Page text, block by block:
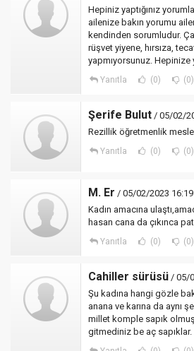
Hepiniz yaptığınız
ailenize bakın yorumu
kendinden sorumludur.
rüşvet yiyene, hırsıza,
yapmıyorsunuz. Hepinize
Yanıtla (0) (0)
Şerife Bulut / 05/02/
Rezillik öğretmenlik
Yanıtla (0) (0)
M. Er / 05/02/2023 16:19
Kadın amacına
hasan cana da çıkınca
Yanıtla (0) (0)
Cahiller sürüsü / 05/
Şu kadına hangi gözle
anana ve karına da aynı
millet komple sapık
gitmediniz be aç sapıklar.